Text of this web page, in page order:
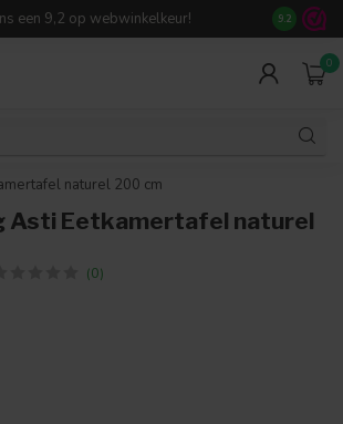
een 9,2 op webwinkelkeur! Meer dan
9.2
0
naturel 200 cm
Asti Eetkamertafel naturel
(0)